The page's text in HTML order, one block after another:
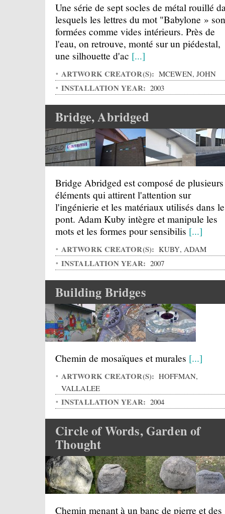
Une série de sept socles de métal rouillé
lesquels les lettres du mot "Babylone »
formées comme vides intérieurs. Près de
l'eau, on retrouve, monté sur un piédestal,
une silhouette d'ac [...]
ARTWORK CREATOR(S): MCEWEN, JOHN
INSTALLATION YEAR: 2003
Bridge, Abridged
Bridge Abridged est composé de plusieurs
éléments qui attirent l'attention sur
l'ingénierie et les matériaux utilisés dans le
pont. Adam Kuby intègre et manipule les
mots et les formes pour sensibilis [...]
ARTWORK CREATOR(S): KUBY, ADAM
INSTALLATION YEAR: 2007
Building Bridges
Chemin de mosaïques et murales [...]
ARTWORK CREATOR(S): HOFFMAN,
VALLALEE
INSTALLATION YEAR: 2004
Circle of Words, Garden of
Thought
Chemin menant à un banc de pierre et des